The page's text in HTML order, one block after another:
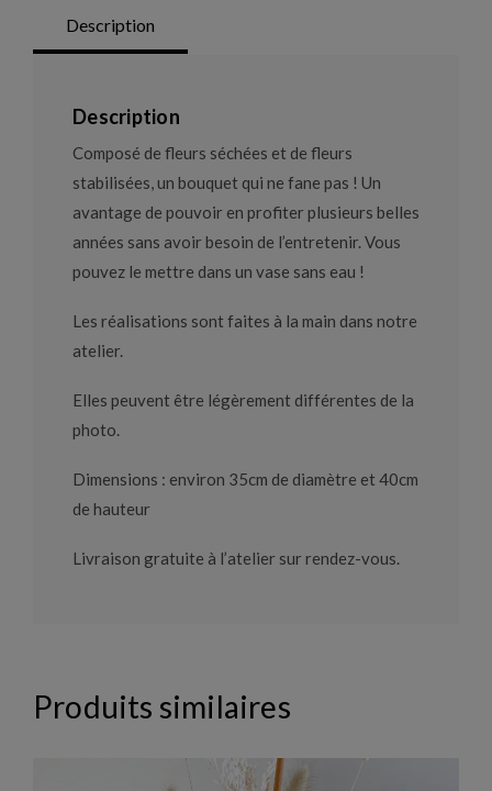
Description
Description
Composé de fleurs séchées et de fleurs
stabilisées, un bouquet qui ne fane pas ! Un
avantage de pouvoir en profiter plusieurs belles
années sans avoir besoin de l’entretenir. Vous
pouvez le mettre dans un vase sans eau !
Les réalisations sont faites à la main dans notre
atelier.
Elles peuvent être légèrement différentes de la
photo.
Dimensions : environ 35cm de diamètre et 40cm
de hauteur
Livraison gratuite à l’atelier sur rendez-vous.
Produits similaires